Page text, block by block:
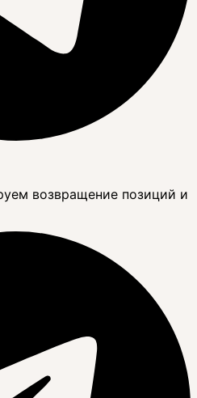
возвращение позиций и